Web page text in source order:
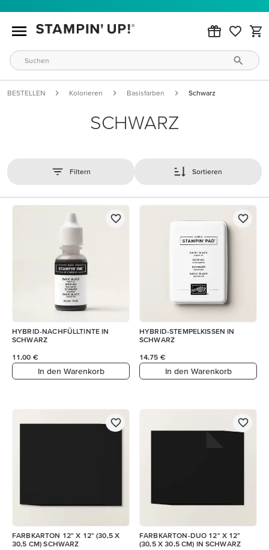
BESTELLEN Kolorieren Basisfarben Schwarz
SCHWARZ
Filtern Sortieren
HYBRID-NACHFÜLLTINTE IN
SCHWARZ
11,00 €
In den Warenkorb
HYBRID-STEMPELKISSEN IN
SCHWARZ
14,75 €
In den Warenkorb
FARBKARTON 12" X 12" (30,5 X
30,5 CM) SCHWARZ
FARBKARTON-DUO 12" X 12"
(30,5 X 30,5 CM) IN SCHWARZ